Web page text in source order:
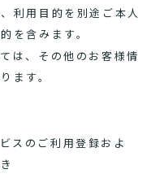
利用目的を別途ご本人
を含みます。
は、その他のお客様情
ます。
スのご利用登録およ